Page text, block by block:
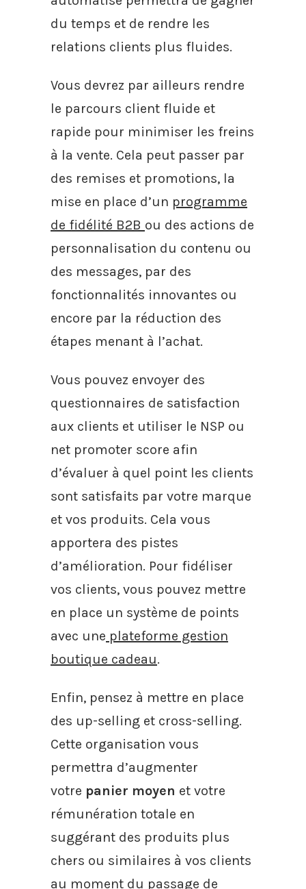
du temps et de rendre les
relations clients plus fluides.
Vous devrez par ailleurs rendre
le parcours client fluide et
rapide pour minimiser les freins
à la vente. Cela peut passer par
des remises et promotions, la
mise en place d’un programme
de fidélité B2B ou des actions de
personnalisation du contenu ou
des messages, par des
fonctionnalités innovantes ou
encore par la réduction des
étapes menant à l’achat.
Vous pouvez envoyer des
questionnaires de satisfaction
aux clients et utiliser le NSP ou
net promoter score afin
d’évaluer à quel point les clients
sont satisfaits par votre marque
et vos produits. Cela vous
apportera des pistes
d’amélioration. Pour fidéliser
vos clients, vous pouvez mettre
en place un système de points
avec une plateforme gestion
boutique cadeau.
Enfin, pensez à mettre en place
des up-selling et cross-selling.
Cette organisation vous
permettra d’augmenter
votre panier moyen et votre
rémunération totale en
suggérant des produits plus
chers ou similaires à vos clients
au moment du passage de